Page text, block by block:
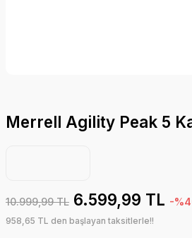
Merrell Agility Peak 5
10.999,99 TL 6.599,99 TL -
958,65 TL den başlayan taksitlerle!!